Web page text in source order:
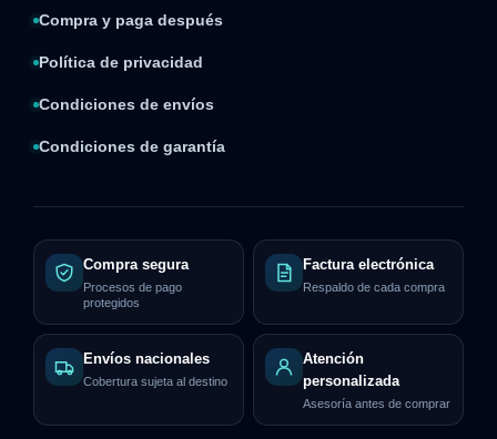
Compra y paga después
Política de privacidad
Condiciones de envíos
Condiciones de garantía
Compra segura
Procesos de pago
protegidos
Factura electrónica
Respaldo de cada compra
Envíos nacionales
Cobertura sujeta al destino
Atención
personalizada
Asesoría antes de comprar